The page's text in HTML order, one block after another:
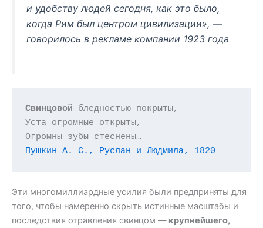
и удобству людей сегодня, как это было,
когда Рим был центром цивилизации», —
говорилось в рекламе компании 1923 года
Свинцовой бледностью покрыты,
Уста огромные открыты,
Пушкин А. С., Руслан и Людмила, 1820
Эти многомиллиардные усилия были предприняты для
того, чтобы намеренно скрыть истинные масштабы и
последствия отравления свинцом — крупнейшего,